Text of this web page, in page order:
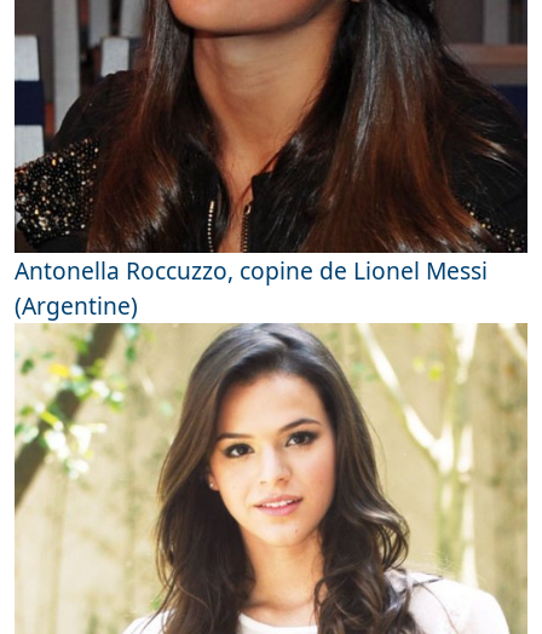
Antonella Roccuzzo, copine de Lionel Messi
(Argentine)